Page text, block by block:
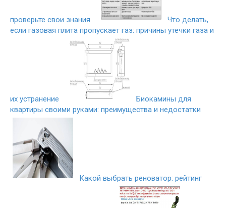
проверьте свои знания
Что делать,
если газовая плита пропускает газ: причины утечки газа и
их устранение
Биокамины для
квартиры своими руками: преимущества и недостатки
Какой выбрать реноватор: рейтинг